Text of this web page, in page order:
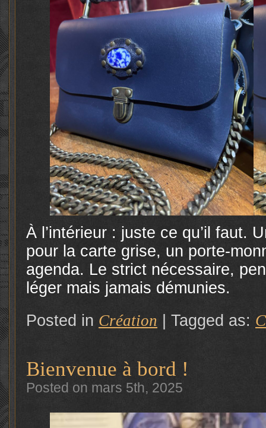
À l’intérieur : juste ce qu’il faut.
pour la carte grise, un porte-
agenda. Le strict nécessaire,
léger mais jamais démunies.
Posted in Création Tagged as:
Bienvenue à bord !
Posted on mars 5th, 2025